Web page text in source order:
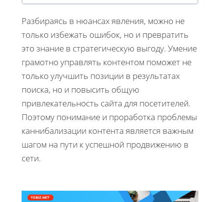
Разбираясь в нюансах явления, можно не
только избежать ошибок, но и превратить
это знание в стратегическую выгоду. Умение
грамотно управлять контентом поможет не
только улучшить позиции в результатах
поиска, но и повысить общую
привлекательность сайта для посетителей.
Поэтому понимание и проработка проблемы
каннибализации контента является важным
шагом на пути к успешной продвижению в
сети.